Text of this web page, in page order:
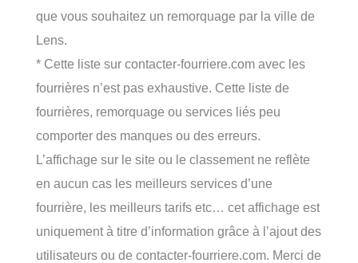
que vous souhaitez un remorquage par la ville de
Lens.
* Cette liste sur contacter-fourriere.com avec les
fourrières n’est pas exhaustive. Cette liste de
fourrières, remorquage ou services liés peu
comporter des manques ou des erreurs.
L’affichage sur le site ou le classement ne reflète
en aucun cas les meilleurs services d’une
fourrière, les meilleurs tarifs etc… cet affichage est
uniquement à titre d’information grâce à l’ajout des
utilisateurs ou de contacter-fourriere.com. Merci de